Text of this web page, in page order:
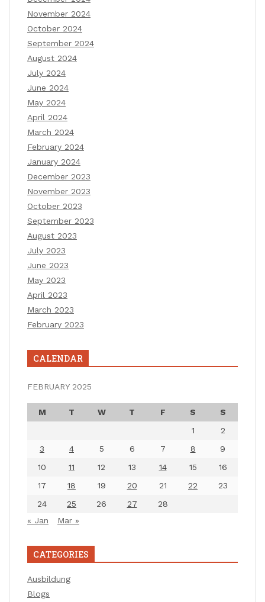
November 2024
October 2024
September 2024
August 2024
July 2024
June 2024
May 2024
April 2024
March 2024
February 2024
January 2024
December 2023
November 2023
October 2023
September 2023
August 2023
July 2023
June 2023
May 2023
April 2023
March 2023
February 2023
CALENDAR
FEBRUARY 2025
M T W T F S
S
1
2
3
4 5 6 7 8
9
10
11 12 13 14 15
16
17
18 19 20 21 22
23
24
25 26 27
28
« Jan
Mar »
CATEGORIES
Ausbildung
Blogs